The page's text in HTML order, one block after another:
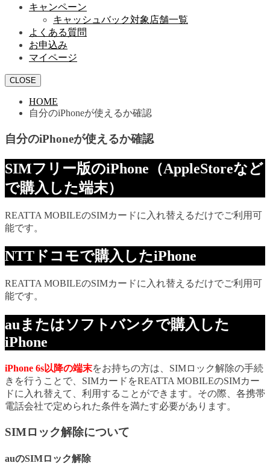
キャンペーン
キャッシュバック対象店舗一覧
よくある質問
お申込み
マイページ
CLOSE
HOME
自分のiPhoneが使えるか確認
自分のiPhoneが使えるか確認
SIMフリー版のiPhone（AppleStoreなど
で購入した端末）
REATTA MOBILEのSIMカードに入れ替えるだけでご利用可
能です。
NTTドコモで購入したiPhone
REATTA MOBILEのSIMカードに入れ替えるだけでご利用可
能です。
auまたはソフトバンクで購入した
iPhone
iPhone 6s以降の端末をお持ちの方は、SIMロック解除の手続
きを行うことで、SIMカードをREATTA MOBILEのSIMカー
ドに入れ替えて、利用することができます。その際、各携帯
電話会社で定められた条件を満たす必要があります。
SIMロック解除について
auのSIMロック解除